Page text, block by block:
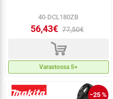
40-DCL180ZB
56,43€ 77,50€
d
Varastossa 5+
−25 %